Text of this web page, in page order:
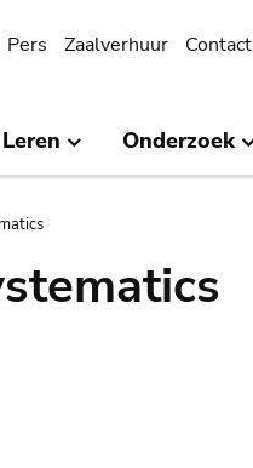
Pers Zaalverhuur Contact
Leren Onderzoek